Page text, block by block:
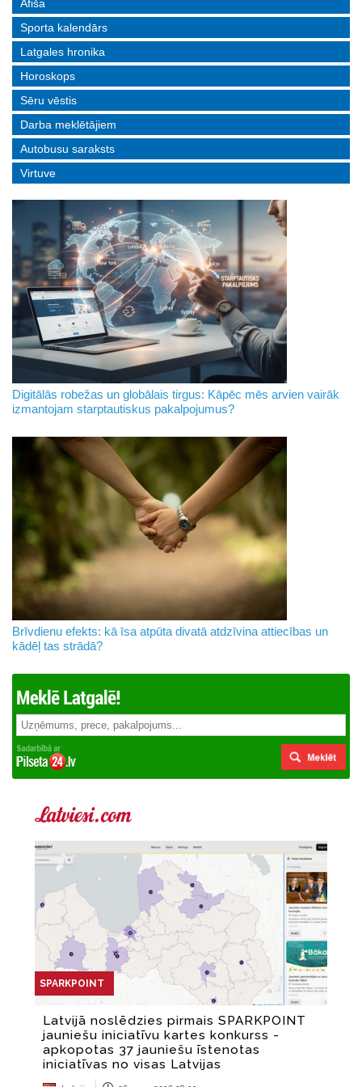
Afiša
Sporta kalendārs
Latgales hronika
Horoskops
Sēru vēstis
Darba meklētājiem
Autobusu saraksts
Virtuve
Digitālās robežas un globālais tirgus: Kāpēc mēs arvien vairāk
izmantojam starptautiskus pakalpojumus?
Brīvdienu efekts: kā īsa atpūta divatā atdzīvina attiecības un
kādēļ tas strādā?